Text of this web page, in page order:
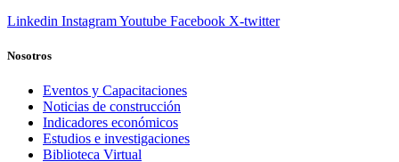
Linkedin InstagramYoutube Facebook X-twitter
Nosotros
Eventos y Capacitaciones
Noticias de construcción
Indicadores económicos
Estudios e investigaciones
Biblioteca Virtual